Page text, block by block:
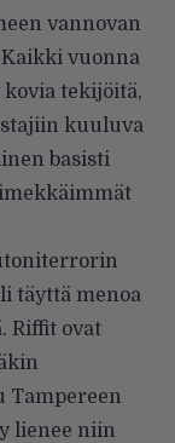
vannovan
vuonna
kovia tekijöitä,
kuuluva
basisti
täyttä menoa
Riffit ovat
Tampereen
lienee niin